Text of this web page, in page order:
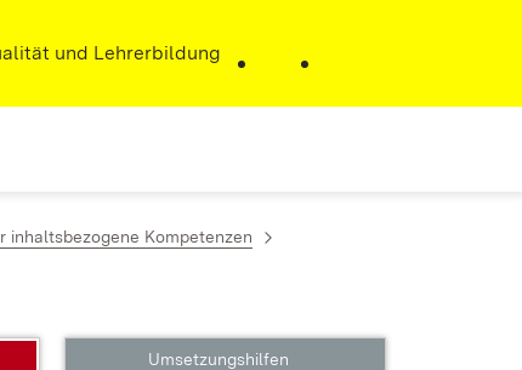
und Lehrerbildung
inhaltsbezogene Kompetenzen
Umsetzungshilfen